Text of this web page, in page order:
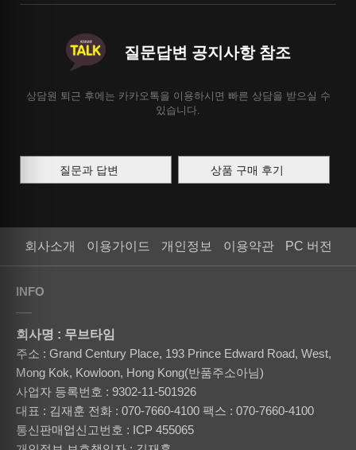
질문답변 공지사항 참조
상담원 퇴근 후에는 카카오톡을 이용하시면 빠른 상담을 받으실 수
있습니다.
질문과 답변 상품 구매 후기
회사소개 이용가이드 개인정보 이용약관 PC 버전
INFO
회사명 : 무브타임
주소 : Grand Century Place, 193 Prince Edward Road, West,
Mong Kok, Kowloon, Hong Kong(반품주소아님)
사업자 등록번호 : 9302-11-501926
대표 : 김재훈 전화 : 070-7660-4100 팩스 : 070-7660-4100
통신판매업신고번호 : ICP 455065